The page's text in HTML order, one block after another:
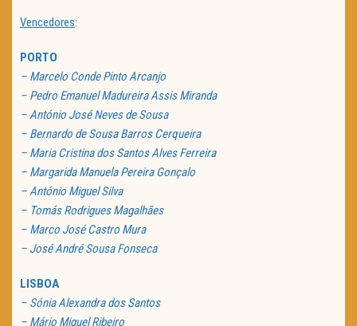
Vencedores:
PORTO
– Marcelo Conde Pinto Arcanjo
– Pedro Emanuel Madureira Assis Miranda
– António José Neves de Sousa
– Bernardo de Sousa Barros Cerqueira
– Maria Cristina dos Santos Alves Ferreira
– Margarida Manuela Pereira Gonçalo
– António Miguel Silva
– Tomás Rodrigues Magalhães
– Marco José Castro Mura
– José André Sousa Fonseca
LISBOA
– Sónia Alexandra dos Santos
– Mário Miguel Ribeiro